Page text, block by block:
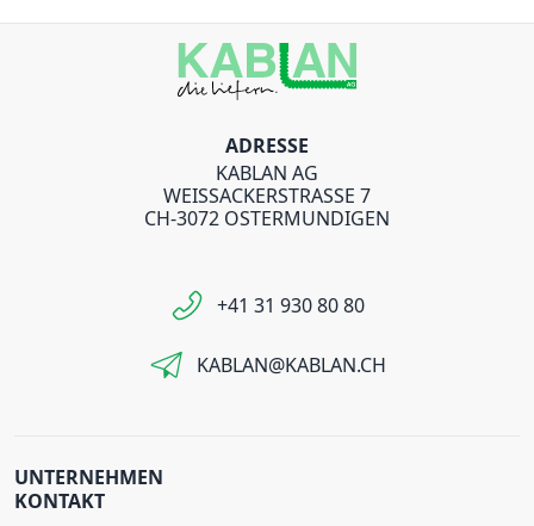
ADRESSE
KABLAN AG
WEISSACKERSTRASSE 7
CH-3072 OSTERMUNDIGEN
+41 31 930 80 80
KABLAN@KABLAN.CH
UNTERNEHMEN
KONTAKT